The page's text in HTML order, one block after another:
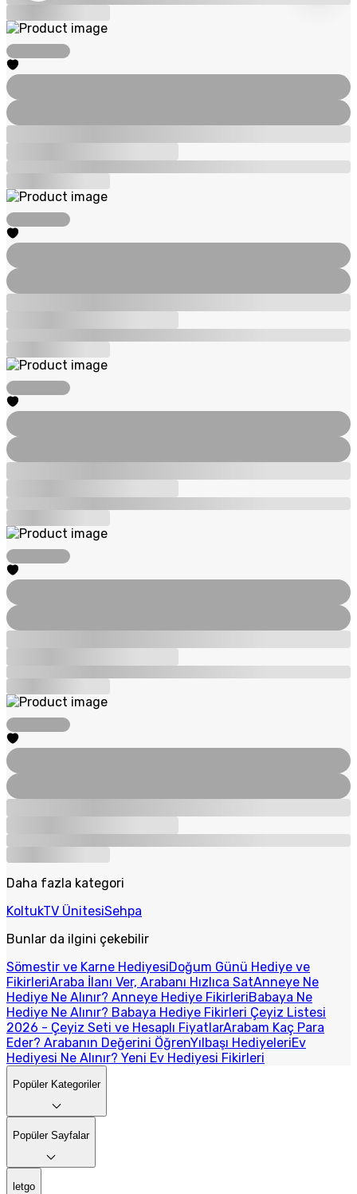
Daha fazla kategori
KoltukTV ÜnitesiSehpa
Bunlar da ilgini çekebilir
Sömestir ve Karne HediyesiDoğum Günü Hediye ve
FikirleriAraba İlanı Ver, Arabanı Hızlıca SatAnneye Ne
Hediye Ne Alınır? Anneye Hediye FikirleriBabaya Ne
Hediye Ne Alınır? Babaya Hediye Fikirleri Çeyiz Listesi
2026 - Çeyiz Seti ve Hesaplı FiyatlarArabam Kaç Para
Eder? Arabanın Değerini ÖğrenYılbaşı HediyeleriEv
Hediyesi Ne Alınır? Yeni Ev Hediyesi Fikirleri
Popüler Kategoriler
Popüler Sayfalar
letgo